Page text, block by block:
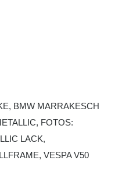
, BMW MARRAKESCH
, FOTOS:
LACK,
, VESPA V50